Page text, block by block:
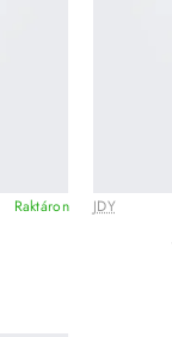
Raktáron JDY